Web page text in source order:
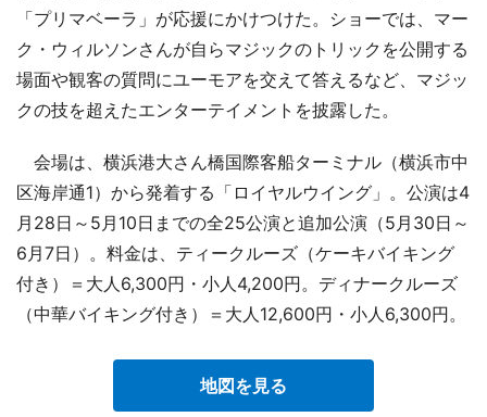
「プリマベーラ」が応援にかけつけた。ショーでは、マー
ク・ウィルソンさんが自らマジックのトリックを公開する
場面や観客の質問にユーモアを交えて答えるなど、マジッ
クの技を超えたエンターテイメントを披露した。
会場は、横浜港大さん橋国際客船ターミナル（横浜市中
区海岸通1）から発着する「ロイヤルウイング」。公演は4
月28日～5月10日までの全25公演と追加公演（5月30日～
6月7日）。料金は、ティークルーズ（ケーキバイキング
付き）＝大人6,300円・小人4,200円。ディナークルーズ
（中華バイキング付き）＝大人12,600円・小人6,300円。
地図を見る